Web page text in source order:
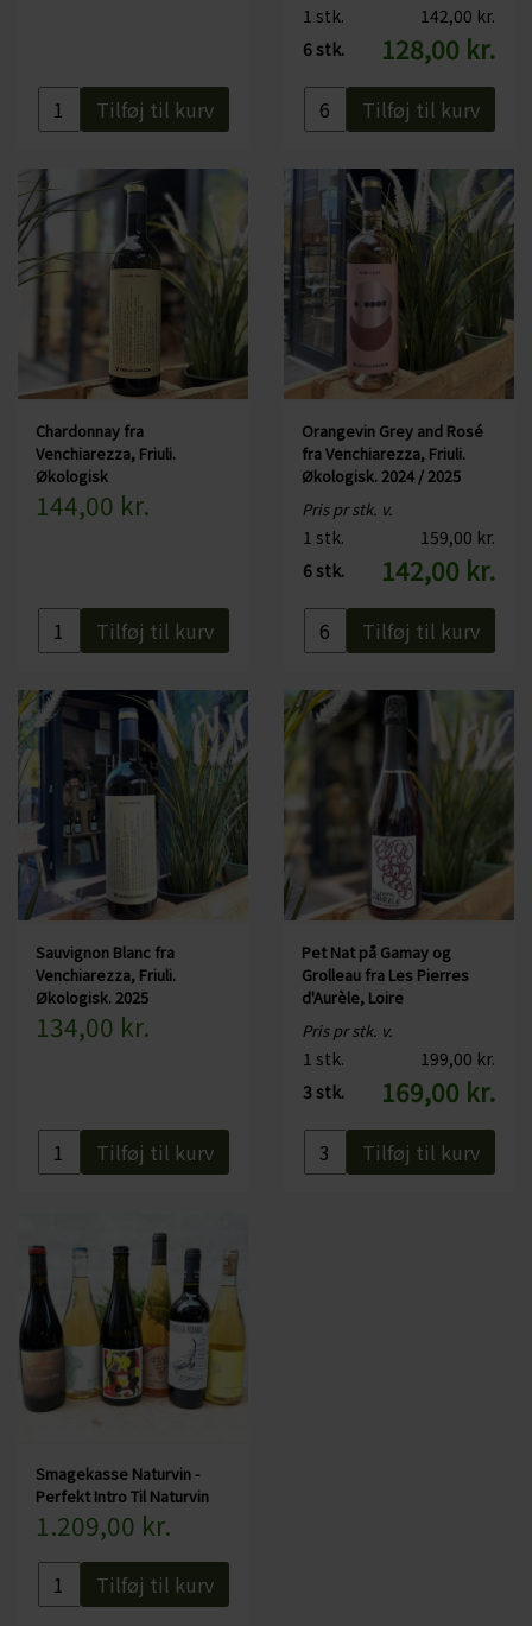
Tilføj til kurv
1 stk.
142,00 kr.
6 stk.
128,00 kr.
Tilføj til kurv
Chardonnay fra
Venchiarezza, Friuli.
Økologisk
144,00 kr.
Tilføj til kurv
Orangevin Grey and Rosé
fra Venchiarezza, Friuli.
Økologisk. 2024 / 2025
Pris pr stk. v.
1 stk.
159,00 kr.
6 stk.
142,00 kr.
Tilføj til kurv
Sauvignon Blanc fra
Venchiarezza, Friuli.
Økologisk. 2025
134,00 kr.
Tilføj til kurv
Pet Nat på Gamay og
Grolleau fra Les Pierres
d'Aurèle, Loire
Pris pr stk. v.
1 stk.
199,00 kr.
3 stk.
169,00 kr.
Tilføj til kurv
Smagekasse Naturvin -
Perfekt Intro Til Naturvin
1.209,00 kr.
Tilføj til kurv